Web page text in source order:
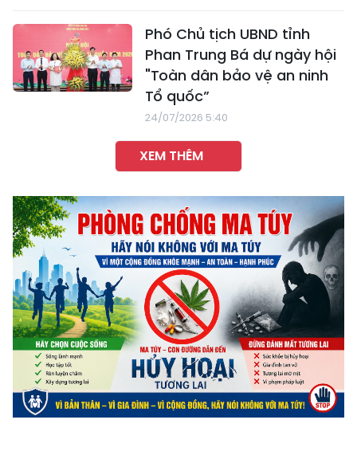
Phó Chủ tịch UBND tỉnh
Phan Trung Bá dự ngày hội
"Toàn dân bảo vệ an ninh
Tổ quốc”
24/07/2026 5:40
XEM THÊM